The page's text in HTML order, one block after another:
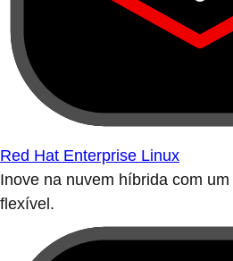
Red Hat Enterprise Linux
Inove na nuvem híbrida com
flexível.